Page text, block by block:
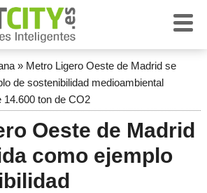
» Metro Ligero Oeste de Madrid se
de sostenibilidad medioambiental
14.600 ton de CO2
Oeste de Madrid
como ejemplo